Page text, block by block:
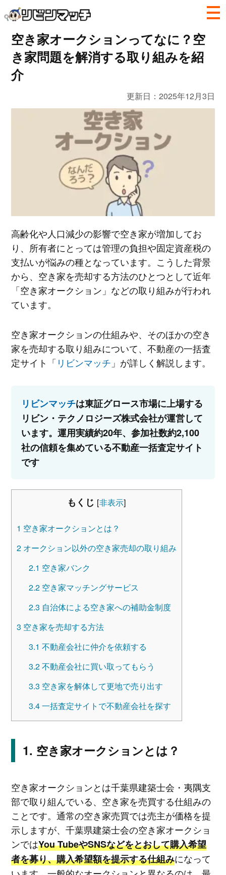
空き家オークションってなに？空
き家問題を解消する取り組みを紹
介
更新日：2025年12月3日
高齢化や人口減少の影響で空き家が増加してお
り、所有者にとっては管理の負担や固定資産税の
支払いが悩みの種となっています。こうした背景
から、空き家を売却する方法のひとつとして近年
「空き家オークション」などの取り組みが行われ
ています。
空き家オークションの仕組みや、そのほかの空き
家を売却する取り組みについて、不動産の一括査
定サイト「リビンマッチ 」が詳しく解説します。
リビンマッチは東証グロース市場に上場する
リビン・テクノロジーズ株式会社が運営して
います。運用実績約20年、参加社数約2,100
社の信頼を集めている不動産一括査定サイト
です
もくじ [非表示]
1 空き家オークションとは？
2オークション以外の空き家売却の取り組み
2.1 空き家バンク
2.2空き家マッチングサービス
2.3 自治体による空き家への補助金制度
3 空き家を売却する方法
3.1 不動産会社に仲介を依頼する
3.2不動産会社に買い取ってもらう
3.3 空き家を解体して更地で売り出す
3.4一括査定サイトで不動産会社を探す
空き家オークションとは？
空き家オークションとは千葉県建築士会・夷隅支
部で取り組んでいる、空き家を売買する仕組みの
ことです。通常の空き家売買では売主が価格を提
示しますが、千葉県建築士会の空き家オークショ
ンではYou TubeやSNSなどをとおして購入希望
者を募り、購入希望額を提示する仕組みになって